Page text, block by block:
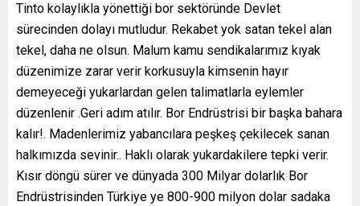
Tinto kolaylıkla yönettiği bor sektöründe Devlet
sürecinden dolayı mutludur. Rekabet yok satan tekel alan
tekel, daha ne olsun. Malum kamu sendikalarımız kıyak
düzenimize zarar verir korkusuyla kimsenin hayır
demeyeceği yukarlardan gelen talimatlarla eylemler
düzenlenir .Geri adım atılır. Bor Endrüstrisi bir başka bahara
kalır!. Madenlerimiz yabancılara peşkeş çekilecek sanan
halkımızda sevinir.. Haklı olarak yukardakilere tepki verir.
Kısır döngü sürer ve dünyada 300 Milyar dolarlık Bor
Endrüstrisinden Türkiye ye 800-900 milyon dolar sadaka